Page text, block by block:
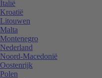
Italië
Kroatië
Litouwen
Malta
Montenegro
Nederland
Noord-Macedonië
Oostenrijk
Polen